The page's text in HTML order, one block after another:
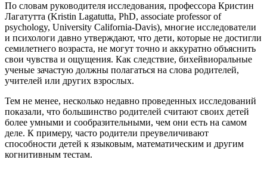
По словам руководителя исследования, профессора Кристин
Лагатутта (Kristin Lagatutta, PhD, associate professor of
psychology, University California-Davis), многие исследователи
и психологи давно утверждают, что дети, которые не достигли
семилетнего возраста, не могут точно и аккуратно объяснить
свои чувства и ощущения. Как следствие, бихейвиоральные
ученые зачастую должны полагаться на слова родителей,
учителей или других взрослых.
Тем не менее, несколько недавно проведенных исследований
показали, что большинство родителей считают своих детей
более умными и сообразительными, чем они есть на самом
деле. К примеру, часто родители преувеличивают
способности детей к языковым, математическим и другим
когнитивным тестам.